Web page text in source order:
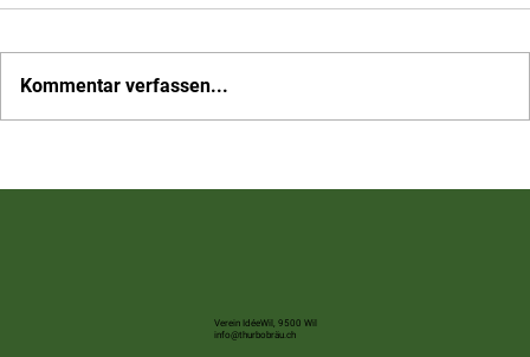
Kommentar verfassen...
Verein IdéeWil, 9500 Wil
info@thurbobräu.ch